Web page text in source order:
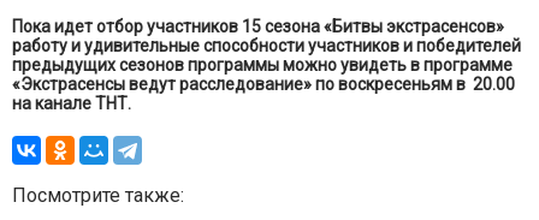
Пока идет отбор участников 15 сезона «Битвы экстрасенсов»
работу и удивительные способности участников и победителей
предыдущих сезонов программы можно увидеть в программе
«Экстрасенсы ведут расследование» по воскресеньям в 20.00
на канале ТНТ.
Посмотрите также: